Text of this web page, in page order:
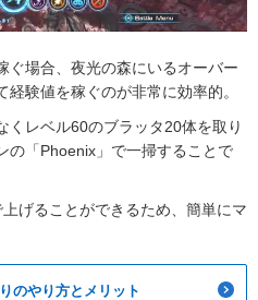
ぐ場合、夜光の森にいるオーバー
経験値を稼ぐのが非常に効率的。
くレベル60のブラッタ20体を取り
の「Phoenix」で一掃することで
げることができるため、簡単にマ
のやり方とメリット